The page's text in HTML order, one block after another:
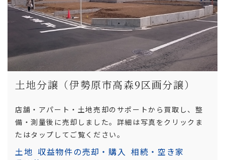
土地分譲（伊勢原市高森9区画分譲）
店舗・アパート・土地売却のサポートから買取し、整
備・測量後に売却しました。詳細は写真をクリックま
たはタップしてご覧ください。
土地 収益物件の売却・購入 相続・空き家